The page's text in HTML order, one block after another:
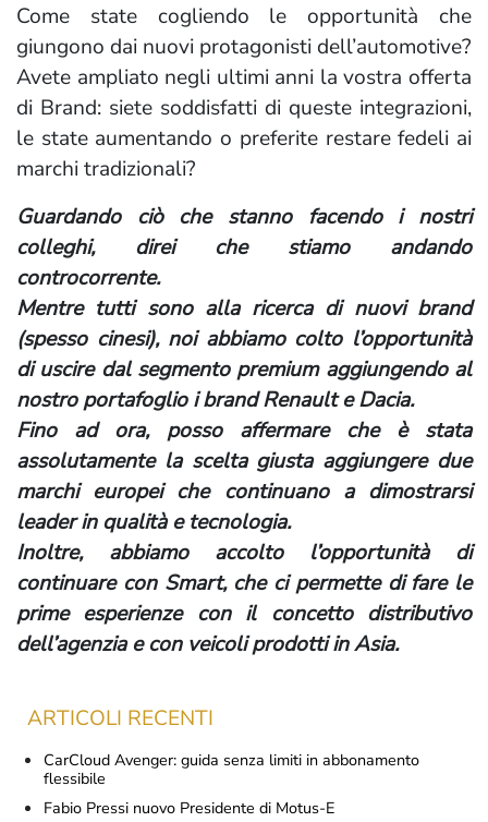
Come state cogliendo le opportunità che
giungono dai nuovi protagonisti dell’automotive?
Avete ampliato negli ultimi anni la vostra offerta
di Brand: siete soddisfatti di queste integrazioni,
le state aumentando o preferite restare fedeli ai
marchi tradizionali?
Guardando ciò che stanno facendo i nostri
colleghi, direi che stiamo andando
controcorrente.
Mentre tutti sono alla ricerca di nuovi brand
(spesso cinesi), noi abbiamo colto l’opportunità
di uscire dal segmento premium aggiungendo al
nostro portafoglio i brand Renault e Dacia.
Fino ad ora, posso affermare che è stata
assolutamente la scelta giusta aggiungere due
marchi europei che continuano a dimostrarsi
leader in qualità e tecnologia.
Inoltre, abbiamo accolto l’opportunità di
continuare con Smart, che ci permette di fare le
prime esperienze con il concetto distributivo
dell’agenzia e con veicoli prodotti in Asia.
ARTICOLI RECENTI
CarCloud Avenger: guida senza limiti in abbonamento
flessibile
Fabio Pressi nuovo Presidente di Motus-E